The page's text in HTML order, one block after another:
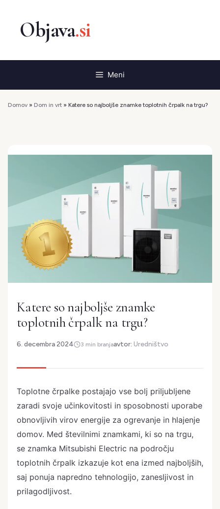
vsebino
Meni
Domov » Dom in vrt » Katere so najboljše znamke toplotnih črpalk na trgu?
Katere so najboljše znamke
toplotnih črpalk na trgu?
6. decembra 2024 3 min branjaavtor: Uredništvo
Toplotne črpalke postajajo vse bolj priljubljene
zaradi svoje učinkovitosti in sposobnosti uporabe
obnovljivih virov energije za ogrevanje in hlajenje
domov. Med številnimi znamkami, ki so na trgu,
se znamka Mitsubishi Electric na področju
toplotnih črpalk izkazuje kot ena izmed najboljših,
saj ponuja napredno tehnologijo, zanesljivost in
prilagodljivost.